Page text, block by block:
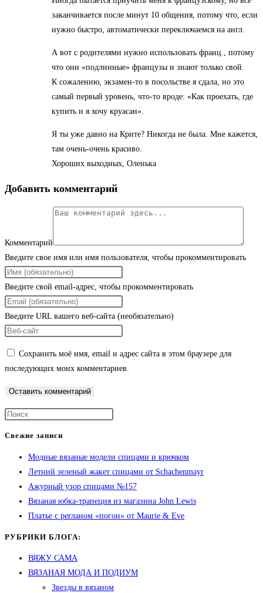
заканчивается после минут 10 общения, потому что, если
нужно быстро, автоматически переключаемся на англ.
А вот с родителями нужно использовать франц., потому
что они «подлинные» французы и знают только свой.
К сожалению, экзамен-то в посольстве я сдала, но это
самый первый уровень, что-то вроде: «Как проехать, где
купить и я хочу круасан».
Я ты уже давно на Крите? Никогда не была. Мне кажется,
там очень-очень красиво.
Хороших выходных, Оленька
Добавить комментарий
Комментарий
Введите свое имя или имя пользователя, чтобы прокомментировать
Введите свой email-адрес, чтобы прокомментировать
Введите URL вашего веб-сайта (необязательно)
Сохранить моё имя, email и адрес сайта в этом браузере для
последующих моих комментариев.
Свежие записи
Модные вязаные модели спицами и крючком
Летний зеленый жакет спицами от Schachenmayr
Ажурный узор спицами №157
Вязаная юбка-трапеция из магазина John Lewis
Платье с регланом «погон» от Maurie & Eve
РУБРИКИ БЛОГА:
ВЯЖУ САМА
ВЯЗАНАЯ МОДА И ПОДИУМ
Звезды в вязаном